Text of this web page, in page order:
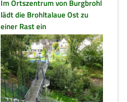
Im Ortszentrum von Burgbrohl
lädt die Brohltalaue Ost zu
einer Rast ein